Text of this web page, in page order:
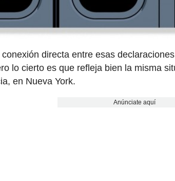
directa entre esas
lo cierto es que refleja bien la misma
en Nueva York.
Anúnciate aquí